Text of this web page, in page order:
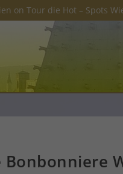
on Tour die Hot – Spots
Bonbonniere